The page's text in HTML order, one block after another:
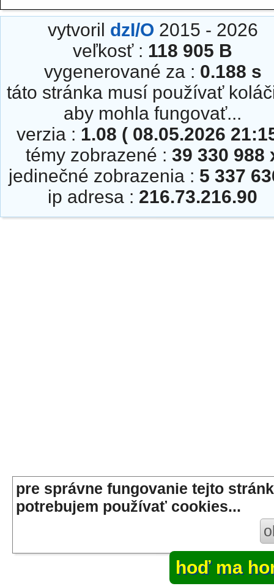
pre správne fungovanie tejto
potrebujem používať cookies...
hoď ma
vytvoril dzI/O 2015 - 2026
veľkosť : 118 905 B
vygenerované za : 0.188 s
táto stránka musí používať
aby mohla fungovať...
verzia : 1.08 ( 08.05.2026
témy zobrazené : 39 330 988
jedinečné zobrazenia : 5 337
ip adresa : 216.73.216.90